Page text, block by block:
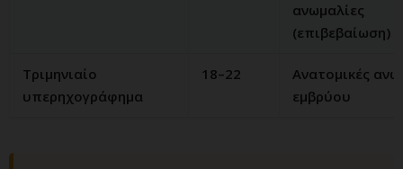
ανωμαλίες
(επιβεβαίωση)
Τριμηνιαίο
υπερηχογράφημα
18–22
Ανατομικές
εμβρύου